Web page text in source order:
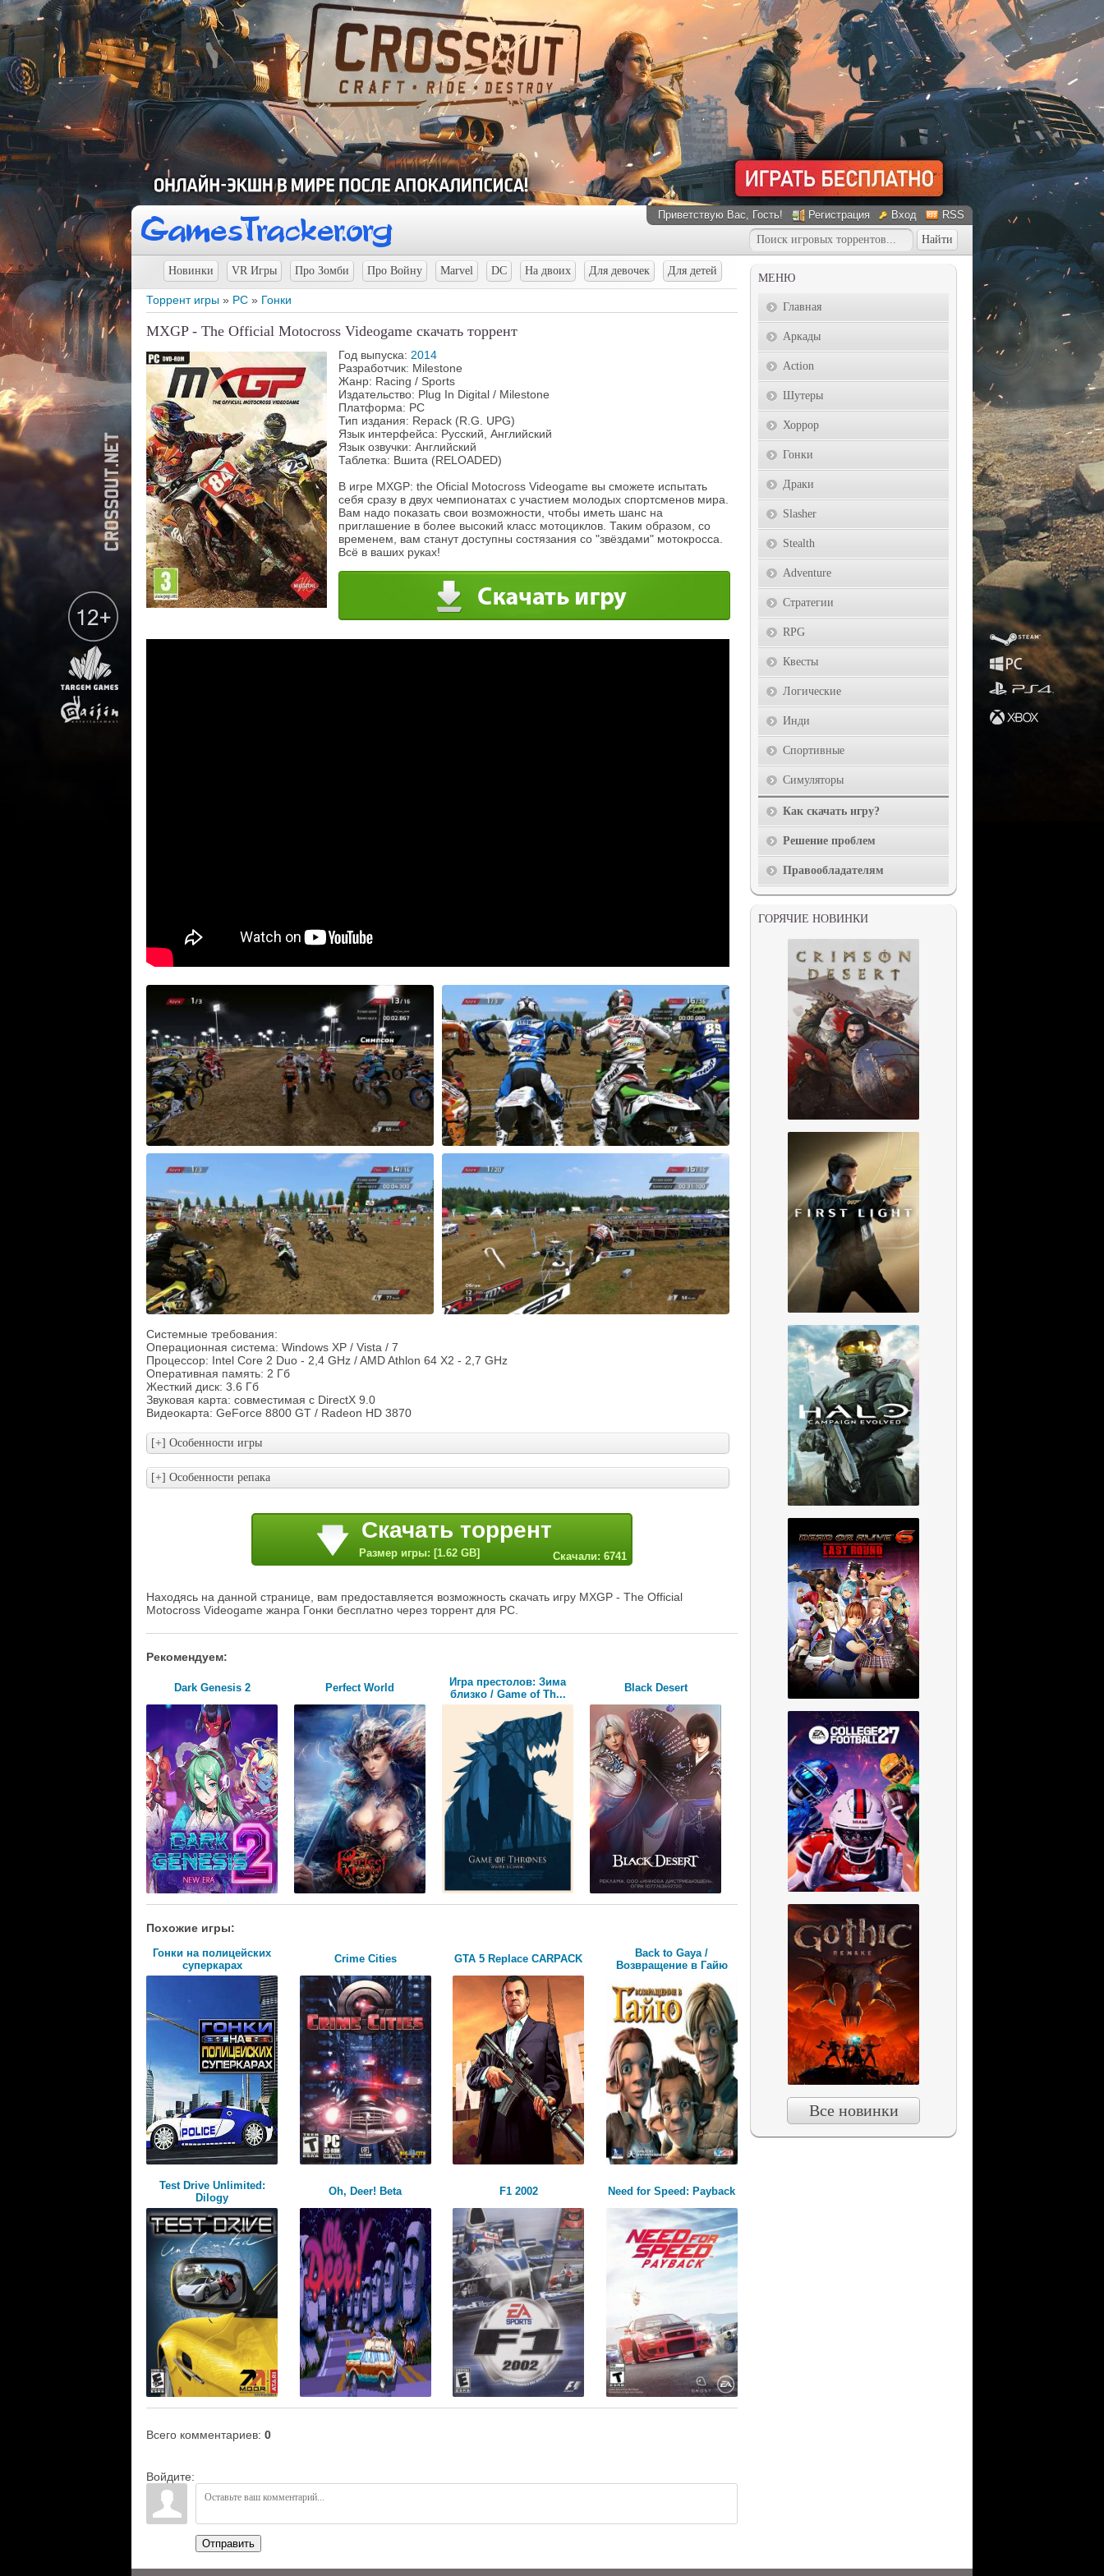
Приветствую Вас, Гость! Регистрация Вход RSS
Новинки VR Игры Про Зомби Про Войну Marvel DC На двоих Для девочек Для детей
Торрент игры » PC » Гонки
MXGP - The Official Motocross Videogame скачать торрент
Год выпуска: 2014
Разработчик: Milestone
Жанр: Racing / Sports
Издательство: Plug In Digital / Milestone
Платформа: PC
Тип издания: Repack (R.G. UPG)
Язык интерфейса: Русский, Английский
Язык озвучки: Английский
Таблетка: Вшита (RELOADED)
В игре MXGP: the Oficial Motocross Videogame вы сможете испытать
себя сразу в двух чемпионатах с участием молодых спортсменов мира.
Вам надо показать свои возможности, чтобы иметь шанс на
приглашение в более высокий класс мотоциклов. Таким образом, со
временем, вам станут доступны состязания со "звёздами" мотокросса.
Всё в ваших руках!
Системные требования:
Операционная система: Windows XP / Vista / 7
Процессор: Intel Core 2 Duo - 2,4 GHz / AMD Athlon 64 X2 - 2,7 GHz
Оперативная память: 2 Гб
Жесткий диск: 3.6 Гб
Звуковая карта: cовместимая с DirectX 9.0
Видеокарта: GeForce 8800 GT / Radeon HD 3870
Скачать торрент
Размер игры: [1.62 GB] Скачали: 6741
Находясь на данной странице, вам предоставляется возможность скачать игру MXGP - The Official
Motocross Videogame жанра Гонки бесплатно через торрент для PC.
Рекомендуем:
Dark Genesis 2 Perfect World
Игра престолов: Зима
близко / Game of Th...
Black Desert
Похожие игры:
Гонки на полицейских
суперкарах
Crime Cities GTA 5 Replace CARPACK
Back to Gaya /
Возвращение в Гайю
Test Drive Unlimited:
Dilogy
Oh, Deer! Beta F1 2002 Need for Speed: Payback
Всего комментариев: 0
Войдите:
Отправить
МЕНЮ
Главная
Аркады
Action
Шутеры
Хоррор
Гонки
Драки
Slasher
Stealth
Adventure
Стратегии
RPG
Квесты
Логические
Инди
Спортивные
Симуляторы
Как скачать игру?
Решение проблем
Правообладателям
ГОРЯЧИЕ НОВИНКИ
Все новинки